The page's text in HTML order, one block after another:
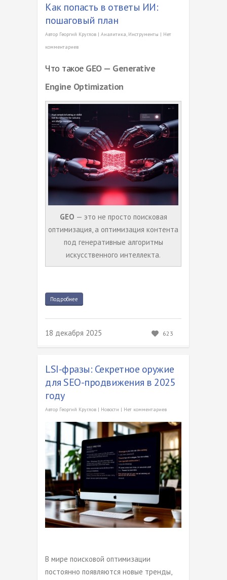
Как попасть в ответы ИИ:
пошаговый план
Автор Георгий Круглов | Аналитика, Инструменты | Нет
комментариев
Что такоеGEO — Generative
Engine Optimization
GEO — это не просто поисковая
оптимизация, а оптимизация контента
под генеративные алгоритмы
искусственного интеллекта.
Подробнее
18 декабря 2025 623
LSI-фразы: Секретное оружие
для SEO-продвижения в 2025
году
Автор Георгий Круглов | Новости | Нет комментариев
В мире поисковой оптимизации
постоянно появляются новые тренды,